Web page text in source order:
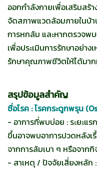
ออกกำลังกายเพื่อเสริมสร้
จัดสภาพแวดล้อมภายในบ้
การหกล้ม และหากตรวจพ
เพื่อประเมินการรักษาอย่า
รักษาคุณภาพชีวิตให้ได้มา
สรุปข้อมูลสำคัญ
ชื่อโรค : โรคกระดูกพรุน
- อาการที่พบบ่อย : ระยะแร
ขึ้นอาจพบอาการปวดหลังเ
จากการล้มเบา ๆ หรือจากกิ
- สาเหตุ / ปัจจัยเสี่ยงหลั